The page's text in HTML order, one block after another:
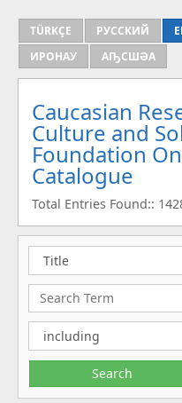
TÜRKÇE РУССКИЙ
ИРОНАУ
АҦСШӘА
Caucasian
Culture and
Foundation
Catalogue
Total Entries Found::